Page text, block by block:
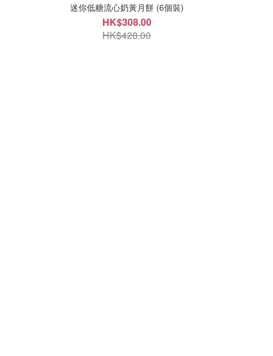
迷你低糖流心奶黃月餅 (6個裝)
HK$308.00
HK$428.00